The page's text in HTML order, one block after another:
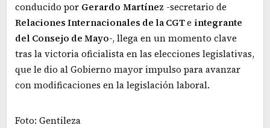
conducido por Gerardo Martínez -secretario de
Relaciones Internacionales de la CGTe integrante
del Consejo de Mayo-, llega en un momento clave
tras la victoria oficialista en las elecciones legislativas,
que le dio al Gobierno mayor impulso para avanzar
con modificaciones en la legislación laboral.
Foto: Gentileza